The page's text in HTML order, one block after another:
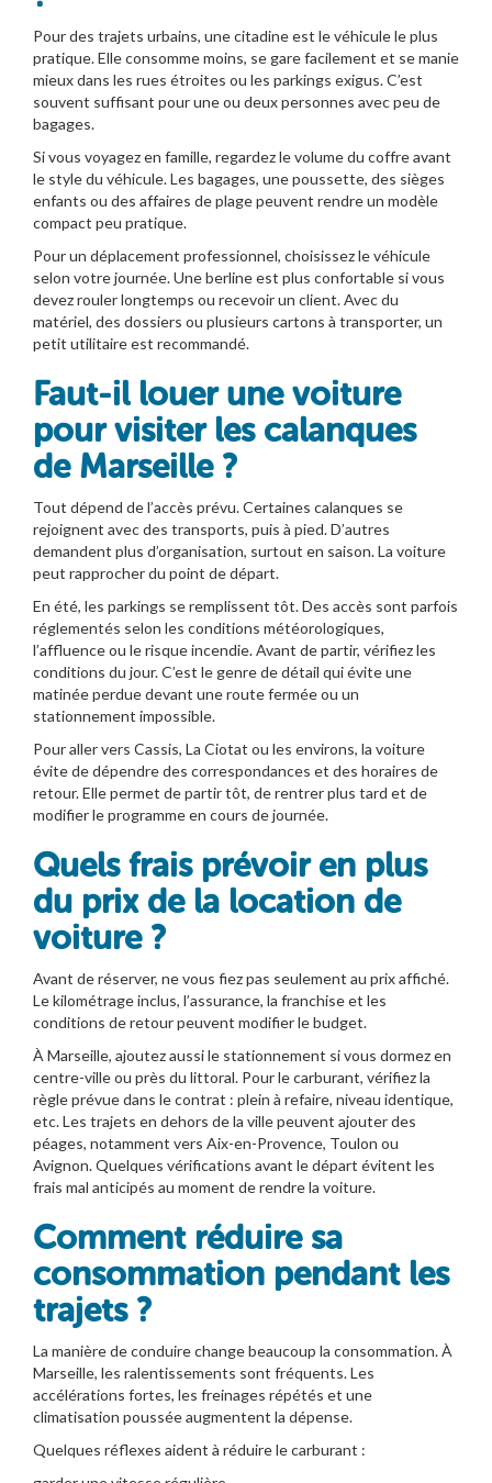
Pour des trajets urbains, une citadine est le véhicule le plus
pratique. Elle consomme moins, se gare facilement et se manie
mieux dans les rues étroites ou les parkings exigus. C’est
souvent suffisant pour une ou deux personnes avec peu de
bagages.
Si vous voyagez en famille, regardez le volume du coffre avant
le style du véhicule. Les bagages, une poussette, des sièges
enfants ou des affaires de plage peuvent rendre un modèle
compact peu pratique.
Pour un déplacement professionnel, choisissez le véhicule
selon votre journée. Une berline est plus confortable si vous
devez rouler longtemps ou recevoir un client. Avec du
matériel, des dossiers ou plusieurs cartons à transporter, un
petit utilitaire est recommandé.
Faut-il louer une voiture
pour visiter les calanques
de Marseille ?
Tout dépend de l’accès prévu. Certaines calanques se
rejoignent avec des transports, puis à pied. D’autres
demandent plus d’organisation, surtout en saison. La voiture
peut rapprocher du point de départ.
En été, les parkings se remplissent tôt. Des accès sont parfois
réglementés selon les conditions météorologiques,
l’affluence ou le risque incendie. Avant de partir, vérifiez les
conditions du jour. C’est le genre de détail qui évite une
matinée perdue devant une route fermée ou un
stationnement impossible.
Pour aller vers Cassis, La Ciotat ou les environs, la voiture
évite de dépendre des correspondances et des horaires de
retour. Elle permet de partir tôt, de rentrer plus tard et de
modifier le programme en cours de journée.
Quels frais prévoir en plus
du prix de la location de
voiture ?
Avant de réserver, ne vous fiez pas seulement au prix affiché.
Le kilométrage inclus, l’assurance, la franchise et les
conditions de retour peuvent modifier le budget.
À Marseille, ajoutez aussi le stationnement si vous dormez en
centre-ville ou près du littoral. Pour le carburant, vérifiez la
règle prévue dans le contrat : plein à refaire, niveau identique,
etc. Les trajets en dehors de la ville peuvent ajouter des
péages, notamment vers Aix-en-Provence, Toulon ou
Avignon. Quelques vérifications avant le départ évitent les
frais mal anticipés au moment de rendre la voiture.
Comment réduire sa
consommation pendant les
trajets ?
La manière de conduire change beaucoup la consommation. À
Marseille, les ralentissements sont fréquents. Les
accélérations fortes, les freinages répétés et une
climatisation poussée augmentent la dépense.
Quelques réflexes aident à réduire le carburant :